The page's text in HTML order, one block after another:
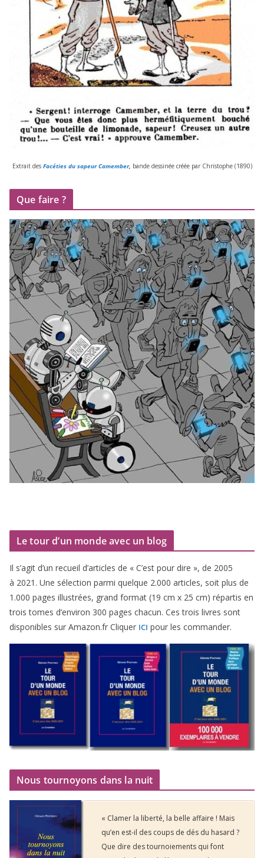
Extrait desFacéties du sapeur Camember, bande des­si­née créée par Christophe (1890)
Que faire ?
Le tour d’un monde avec un blog
Il s’agit d’un recueil d’ar­ticles de « C’est pour dire », de 2005
à 2021 . Une sélec­tion par­mi quelque 2.000 articles, soit plus de
1 .000 pages illus­trées, grand for­mat (19 cm x 25 cm) répar­tis en
trois tomes d’environ 300 pages cha­cun. Ces trois livres sont
dis­po­nibles sur Amazon​.fr Cliquer ICI pour les commander.
Nous tournoyons dans la nuit
« Clamer la liberté, la belle affaire ! Mais
qu’en est-il des coups de dés du hasard ?
Que dire des tournoiements qui font